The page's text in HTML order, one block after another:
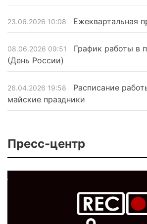
23.06.2026 10:08 Ежеквартальная
08.06.2026 09:51
График работы в
(День России)
26.04.2026 19:58
Расписание
майские праздники
Пресс-центр